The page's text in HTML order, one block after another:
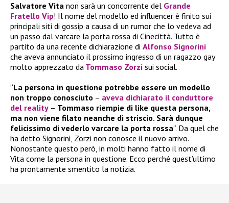
Salvatore Vita non sarà un concorrente del Grande
Fratello Vip! Il nome del modello ed influencer è finito sui
principali siti di gossip a causa di un rumor che lo vedeva ad
un passo dal varcare la porta rossa di Cinecittà. Tutto è
partito da una recente dichiarazione di Alfonso Signorini
che aveva annunciato il prossimo ingresso di un ragazzo gay
molto apprezzato da Tommaso Zorzi sui social.
“La persona in questione potrebbe essere un modello
non troppo conosciuto – aveva dichiarato il conduttore
del reality – Tommaso riempie di like questa persona,
ma non viene filato neanche di striscio. Sarà dunque
felicissimo di vederlo varcare la porta rossa“. Da quel che
ha detto Signorini, Zorzi non conosce il nuovo arrivo.
Nonostante questo però, in molti hanno fatto il nome di
Vita come la persona in questione. Ecco perché quest’ultimo
ha prontamente smentito la notizia.